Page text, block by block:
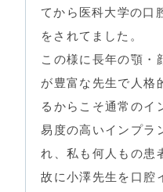
てから医科大学の口
をされてました。
この様に長年の顎・
が豊富な先生で人格
るからこそ通常のイ
易度の高いインプラ
れ、私も何人もの患
故に小澤先生を口腔